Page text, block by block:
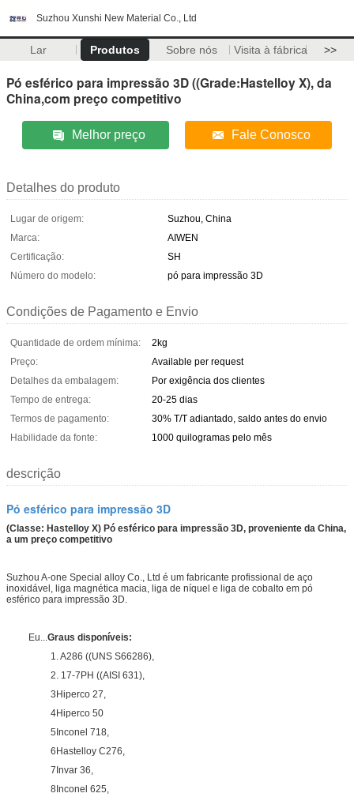
Suzhou Xunshi New Material Co., Ltd
Lar Produtos Sobre nós Visita à fábrica >>
Pó esférico para impressão 3D ((Grade:Hastelloy X), da
China,com preço competitivo
Melhor preço Fale Conosco
Detalhes do produto
Lugar de origem:
Suzhou, China
Marca:
AIWEN
Certificação:
SH
Número do modelo:
pó para impressão 3D
Condições de Pagamento e Envio
Quantidade de ordem mínima:
2kg
Preço:
Available per request
Detalhes da embalagem:
Por exigência dos clientes
Tempo de entrega:
20-25 dias
Termos de pagamento:
30% T/T adiantado, saldo antes do envio
Habilidade da fonte:
1000 quilogramas pelo mês
descrição
Pó esférico para impressão 3D
(Classe: Hastelloy X) Pó esférico para impressão 3D, proveniente da China,
a um preço competitivo
Suzhou A-one Special alloy Co., Ltd é um fabricante profissional de aço
inoxidável, liga magnética macia, liga de níquel e liga de cobalto em pó
esférico para impressão 3D.
Eu...Graus disponíveis:
1. A286 ((UNS S66286),
2. 17-7PH ((AISI 631),
3Hiperco 27,
4Hiperco 50
5Inconel 718,
6Hastelloy C276,
7Invar 36,
8Inconel 625,